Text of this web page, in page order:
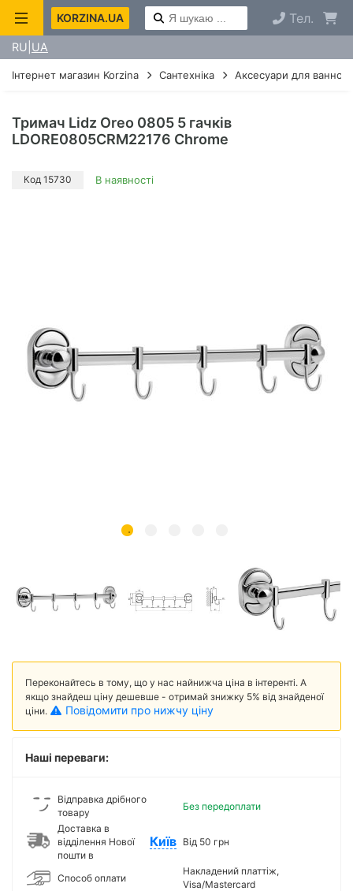
KORZINA.UA Тел.
RU UA
Інтернет магазин Korzina Сантехніка Аксесуари для ванної
Тримач Lidz Oreo 0805 5 гачків
LDORE0805CRM22176 Chrome
Код 15730 В наявності
Переконайтесь в тому, що у нас найнижча ціна в інтеренті. А
якщо знайдеш ціну дешевше - отримай знижку 5% від знайденої
ціни.
Повідомити про нижчу ціну
Наші переваги:
Відправка дрібного
товару
Без передоплати
Доставка в
відділення Нової
пошти в
Київ Від 50 грн
Способ оплати
Накладений платтіж,
Visa/Mastercard